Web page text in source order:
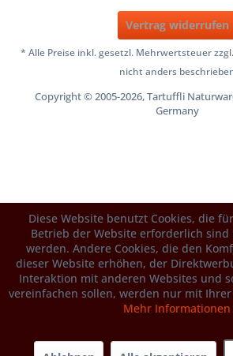
Vertrag widerrufen
* Alle Preise inkl. gesetzl. Mehrwertsteuer zzgl.
nicht anders
Copyright © 2005-2026, Tartuffli
Germany
Diese Website benutzt Cookies, die
Betrieb der Website erforderlich sind
werden. Andere Cookies, die den
dieser Website erhöhen, der
Interaktion mit anderen Websites und
vereinfachen sollen, werden nur mit
Mehr Informationen